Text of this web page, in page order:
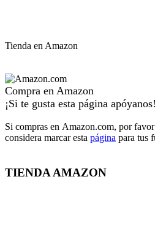
Tienda en Amazon
Compra en Amazon
¡Si te gusta esta página apóyanos!
Si compras en Amazon.com, por
considera marcar esta página para tus
TIENDA AMAZON